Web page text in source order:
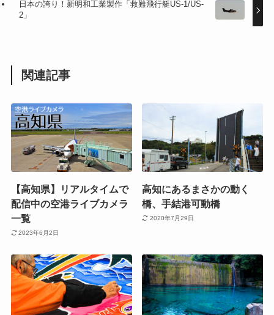
日本の誇り！新明和工業製作「救難飛行艇US-1/US-
2」
関連記事
【高知県】リアルタイムで
配信中の空港ライブカメラ
一覧
2023年6月2日
高知にあるまさかの動く
橋、手結港可動橋
2020年7月29日